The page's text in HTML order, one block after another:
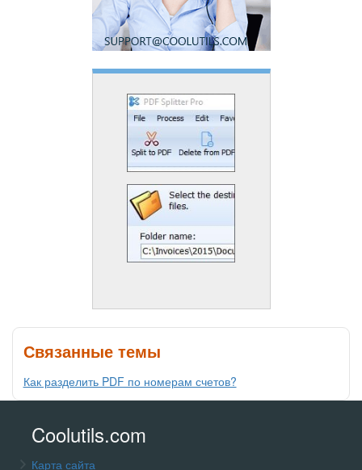
Связанные темы
Как разделить PDF по номерам счетов?
Coolutils.com
Карта сайта